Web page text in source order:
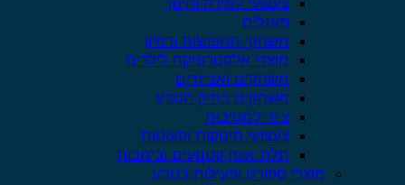
פאזלים
משחקי תחפושות ודמיון
מוצרי אלקטרוניקה לילדים
משחקים ואביזרים
משחקים בחיק הטבע
ציוד למסיבות
צעצועי תינוקות ופעוטות
תלת אופן קטנועים ובימבות
מוצרי ספורט ופעילות בטבע